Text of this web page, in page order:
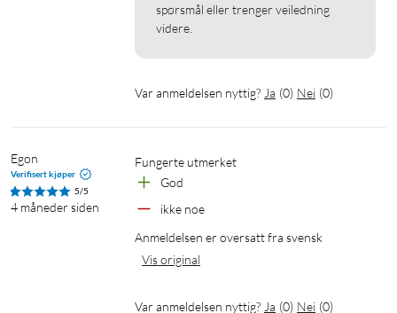
Automatisk og manuell veksling
ALLM (Auto Low Latency Mode)
QFT (Quick Frame Transport)
CEC-støtte
spørsmål eller trenger veiledning
videre.
Var anmeldelsen nyttig? Ja (0) Nei (0)
Egon
Verifisert kjøper
5/5
4 måneder siden
Fungerte utmerket
God
ikke noe
Anmeldelsen er oversatt fra svensk
Vis original
Var anmeldelsen nyttig? Ja (0) Nei (0)